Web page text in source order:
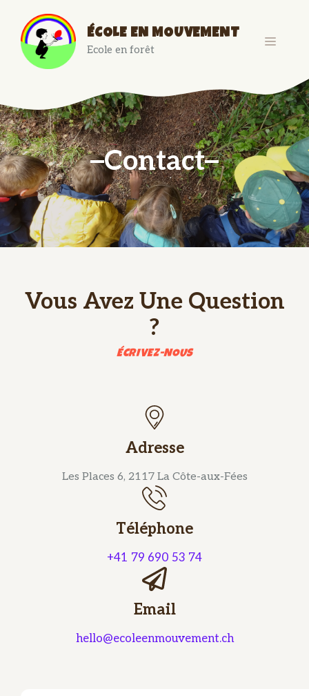
contenu
ÉCOLE EN MOUVEMENT
Ecole en forêt
MENU
Contact
Vous Avez Une Question
?
ÉCRIVEZ-NOUS
Adresse
Les Places 6, 2117 La Côte-aux-Fées
Téléphone
+41 79 690 53 74
Email
hello@ecoleenmouvement.ch